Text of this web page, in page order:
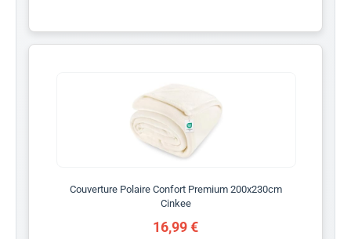
Couverture Polaire Confort Premium 200x230cm
Cinkee
16,99 €